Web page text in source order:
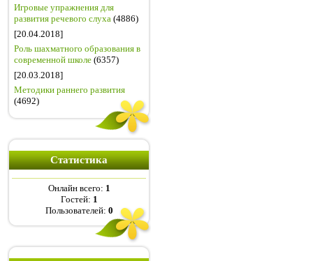
Игровые упражнения для
развития речевого слуха (4886)
[20.04.2018]
Роль шахматного образования в
современной школе (6357)
[20.03.2018]
Методики раннего развития
(4692)
Статистика
Онлайн всего: 1
Гостей: 1
Пользователей: 0